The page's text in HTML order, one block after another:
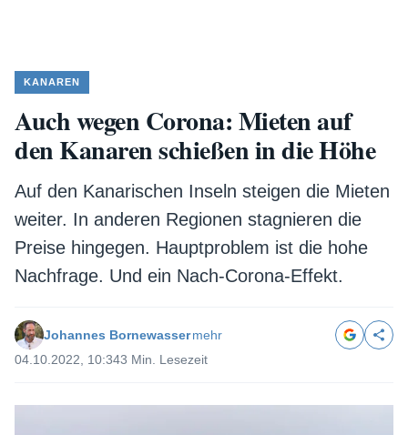
KANAREN
Auch wegen Corona: Mieten auf
den Kanaren schießen in die Höhe
Auf den Kanarischen Inseln steigen die Mieten
weiter. In anderen Regionen stagnieren die
Preise hingegen. Hauptproblem ist die hohe
Nachfrage. Und ein Nach-Corona-Effekt.
Johannes Bornewassermehr
04.10.2022, 10:343 Min. Lesezeit